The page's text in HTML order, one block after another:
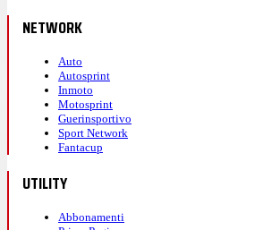
NETWORK
Auto
Autosprint
Inmoto
Motosprint
Guerinsportivo
Sport Network
Fantacup
UTILITY
Abbonamenti